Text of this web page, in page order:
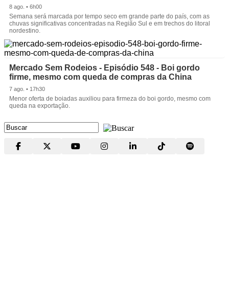
8 ago. • 6h00
Semana será marcada por tempo seco em grande parte do país, com as
chuvas significativas concentradas na Região Sul e em trechos do litoral
nordestino.
Mercado Sem Rodeios - Episódio 548 - Boi gordo
firme, mesmo com queda de compras da China
7 ago. • 17h30
Menor oferta de boiadas auxiliou para firmeza do boi gordo, mesmo com
queda na exportação.